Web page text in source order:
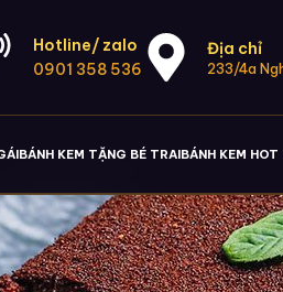
Hotline/ zalo
0901 358 536
Địa chỉ
233/4a
BÁNH KEM TẶNG BÉ TRAIBÁNH KEM HOT